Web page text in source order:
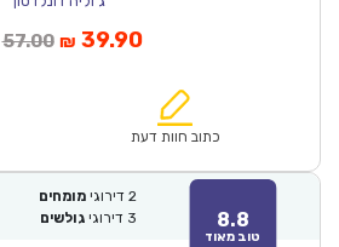
57.00המחיר
₪57.00.
₪ 39.90המחיר
הוא:
כתוב חוות דעת
8.8
טוב מאוד
2 דירוגי מומחים
3 דירוגי גולשים